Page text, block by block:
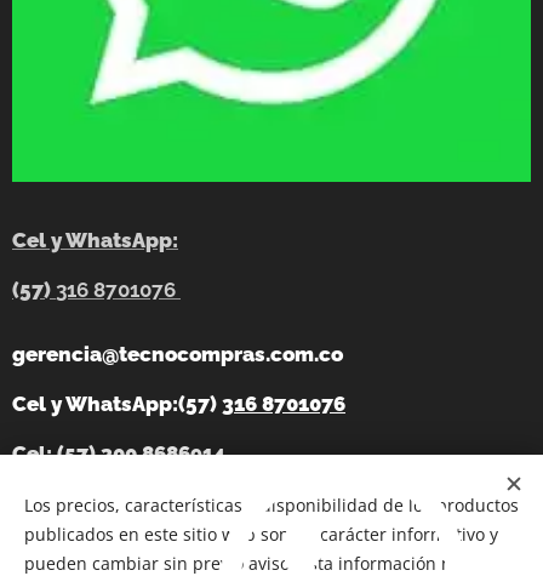
Cel y WhatsApp:
(57) 316 8701076
gerencia@tecnocompras.com.co
Cel y WhatsApp:(57) 316 8701076
Cel: (57) 300 8686914
Telegram: https://t.me/tecnocompras
@tecnocompras; (57) 316 8701076
Los precios, características y disponibilidad de los productos
publicados en este sitio web son de carácter informativo y
pueden cambiar sin previo aviso. Esta información no